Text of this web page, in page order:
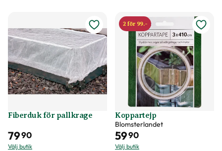
Fiberduk för pallkrage
7990
Välj butik
2 för 99.-
Koppartejp
Blomsterlandet
5990
Välj butik